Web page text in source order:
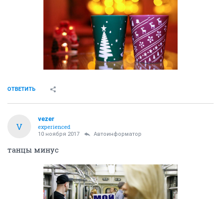
ОТВЕТИТЬ
V
vezer
experienced
10 ноября 2017 Автоинформатор
танцы минус